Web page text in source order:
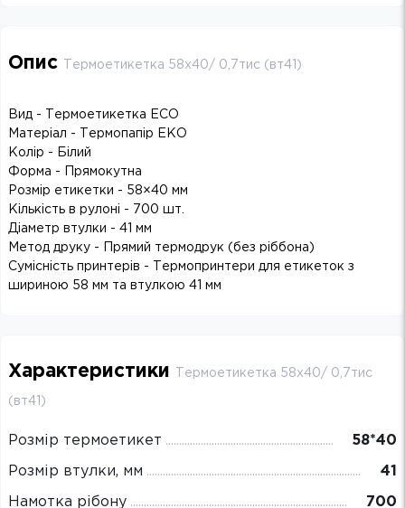
Опис Термоетикетка 58х40/ 0,7тис (вт41)
Вид - Термоетикетка ECO
Матеріал - Термопапір ЕКО
Колір - Білий
Форма - Прямокутна
Розмір етикетки - 58×40 мм
Кількість в рулоні - 700 шт.
Діаметр втулки - 41 мм
Метод друку - Прямий термодрук (без ріббона)
Сумісність принтерів - Термопринтери для етикеток з
шириною 58 мм та втулкою 41 мм
Характеристики Термоетикетка 58х40/ 0,7тис
(вт41)
Розмір термоетикет 58*40
Розмір втулки, мм 41
Намотка рібону 700